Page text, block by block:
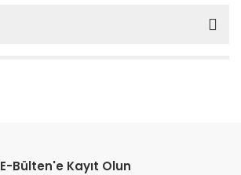
E-Bülten'e Kayıt Olun